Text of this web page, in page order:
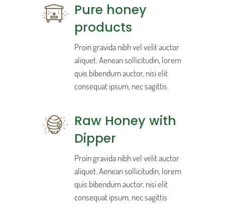
Pure honey
products
Proin gravida nibh vel velit auctor
aliquet. Aenean sollicitudin, lorem
quis bibendum auctor, nisi elit
consequat ipsum, nec sagittis
Raw Honey with
Dipper
Proin gravida nibh vel velit auctor
aliquet. Aenean sollicitudin, lorem
quis bibendum auctor, nisi elit
consequat ipsum, nec sagittis